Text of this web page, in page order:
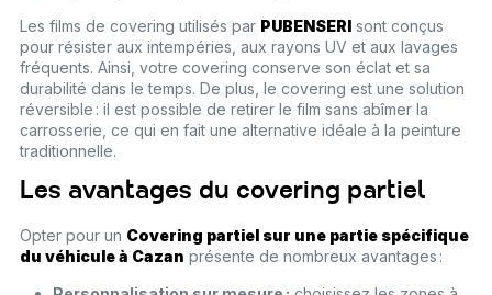
Les films de covering utilisés par PUBENSERIsont conçus
pour résister aux intempéries, aux rayons UV et aux lavages
fréquents. Ainsi, votre covering conserve son éclat et sa
durabilité dans le temps. De plus, le covering est une solution
réversible : il est possible de retirer le film sans abîmer la
carrosserie, ce qui en fait une alternative idéale à la peinture
traditionnelle.
Les avantages du covering partiel
Opter pour un Covering partiel sur une partie spécifique
du véhicule à Cazan présente de nombreux avantages :